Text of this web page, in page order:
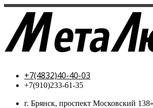
+7(4832)40-40-03
+7(910)233-61-35
г. Брянск, проспект Московский